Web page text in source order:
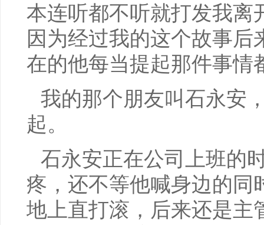
本连听都不听就打发我离
因为经过我的这个故事
在的他每当提起那件事情
我的那个朋友叫石永安
起。
石永安正在公司上班的
疼，还不等他喊身边的同
地上直打滚，后来还是主